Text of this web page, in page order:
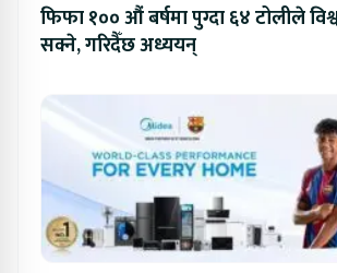
फिफा १०० औं बर्षमा पुग्दा ६४ टोलीले
सक्ने, गरिदैँछ अध्ययन्